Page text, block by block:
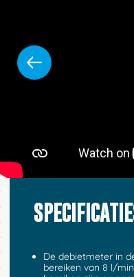
De debietmeter in
bereiken van 8 l/